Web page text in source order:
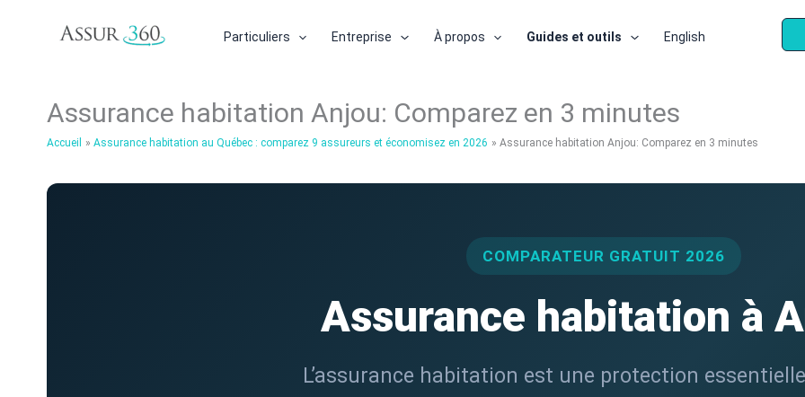
Particuliers Entreprise À propos Guides et outils English
Assurance habitation Anjou: Comparez en 3 minutes
Accueil Assurance habitation au Québec : comparez 9 assureurs et économisez en 2026 Assurance habitation Anjou: Comparez en 3 minutes
COMPARATEUR GRATUIT 2026
Assurance habitation à
L’assurance habitation est une protection